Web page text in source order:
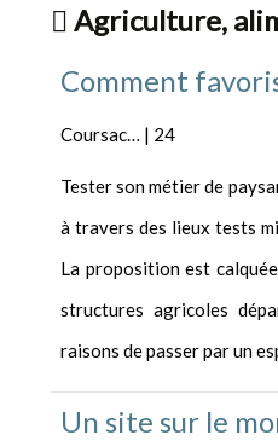
Agriculture,
Comment
Coursac… | 24
Tester son métier de
à travers des lieux tests
La proposition est
structures agricoles
raisons de passer par un
Un site sur le